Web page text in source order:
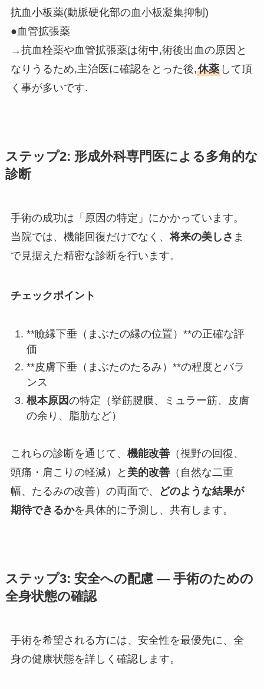
抗血小板薬(動脈硬化部の血小板凝集抑制)
●血管拡張薬
→抗血栓薬や血管拡張薬は術中,術後出血の原因と
なりうるため,主治医に確認をとった後,休薬して頂
く事が多いです.
ステップ2: 形成外科専門医による多角的な
診断
手術の成功は「原因の特定」にかかっています。
当院では、機能回復だけでなく、 将来の美しさ ま
で見据えた精密な診断を行います。
チェックポイント
**瞼縁下垂（まぶたの縁の位置）**の正確な評
価
**皮膚下垂（まぶたのたるみ）**の程度とバラ
ンス
根本原因の特定（挙筋腱膜、ミュラー筋、皮膚
の余り、脂肪など）
これらの診断を通じて、 機能改善（視野の回復、
頭痛・肩こりの軽減）と 美的改善（自然な二重
幅、たるみの改善）の両面で、
どのような結果が
期待できるかを具体的に予測し、共有します。
ステップ3: 安全への配慮 ―手術のための
全身状態の確認
手術を希望される方には、安全性を最優先に、全
身の健康状態を詳しく確認します。